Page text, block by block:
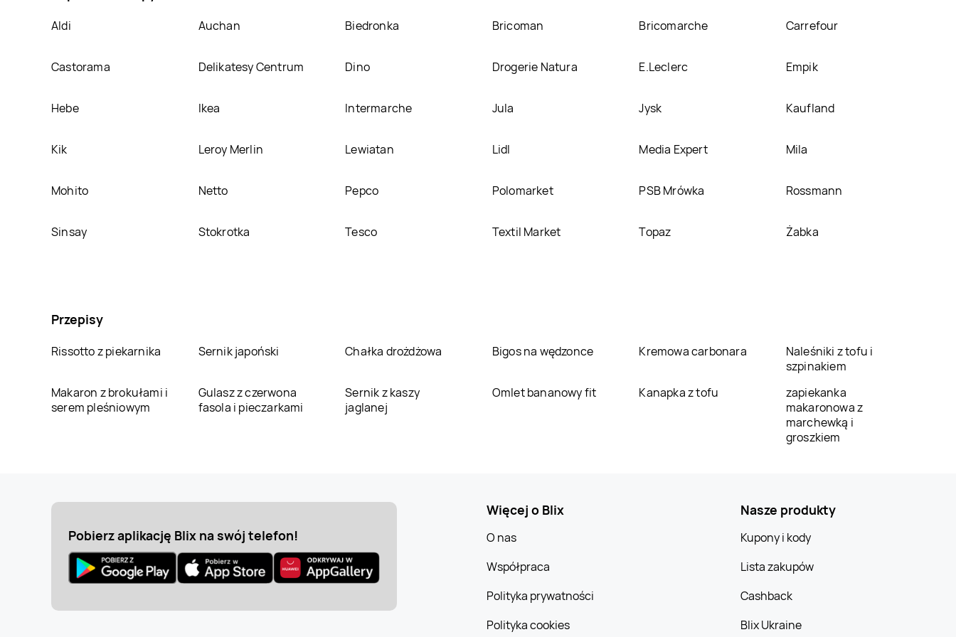
Aldi Auchan Biedronka Bricoman Bricomarche Carrefour
Castorama Delikatesy Centrum Dino Drogerie Natura E.Leclerc Empik
Hebe Ikea Intermarche Jula Jysk Kaufland
Kik Leroy Merlin Lewiatan Lidl Media Expert Mila
Mohito Netto Pepco Polomarket PSB Mrówka Rossmann
Sinsay Stokrotka Tesco Textil Market Topaz Żabka
Przepisy
Rissotto z piekarnika Sernik japoński Chałka drożdżowa Bigos na wędzonce Kremowa carbonara
Naleśniki z tofu i
szpinakiem
Makaron z brokułami i
serem pleśniowym
Gulasz z czerwona
fasola i pieczarkami
Sernik z kaszy
jaglanej
Omlet bananowy fit Kanapka z tofu
zapiekanka
makaronowa z
marchewką i
groszkiem
Pobierz aplikację Blix na swój telefon!
Więcej o Blix
O nas
Współpraca
Polityka prywatności
Polityka cookies
Nasze produkty
Kupony i kody
Lista zakupów
Cashback
Blix Ukraine